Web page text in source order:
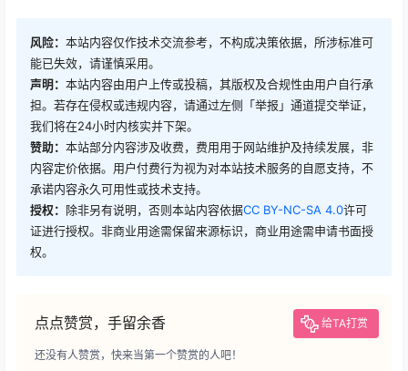
风险： 本站内容仅作技术交流参考，不构成决策依据，所涉标准可
能已失效，请谨慎采用。
声明： 本站内容由用户上传或投稿，其版权及合规性由用户自行承
担。若存在侵权或违规内容，请通过左侧「举报」通道提交举证，
我们将在24小时内核实并下架。
赞助： 本站部分内容涉及收费，费用用于网站维护及持续发展，非
内容定价依据。用户付费行为视为对本站技术服务的自愿支持，不
承诺内容永久可用性或技术支持。
授权： 除非另有说明，否则本站内容依据CC BY-NC-SA 4.0许可
证进行授权。非商业用途需保留来源标识，商业用途需申请书面授
权。
点点赞赏，手留余香 给TA打赏
还没有人赞赏，快来当第一个赞赏的人吧！